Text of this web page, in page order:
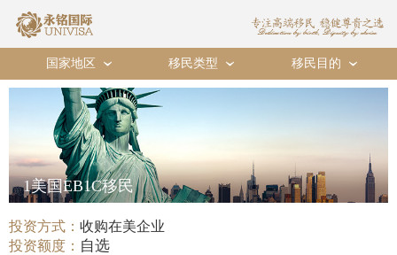
国家地区 › 移民类型 › 移民目的 ›
1美国EB1C移民
投资方式：收购在美企业
投资额度： 自选